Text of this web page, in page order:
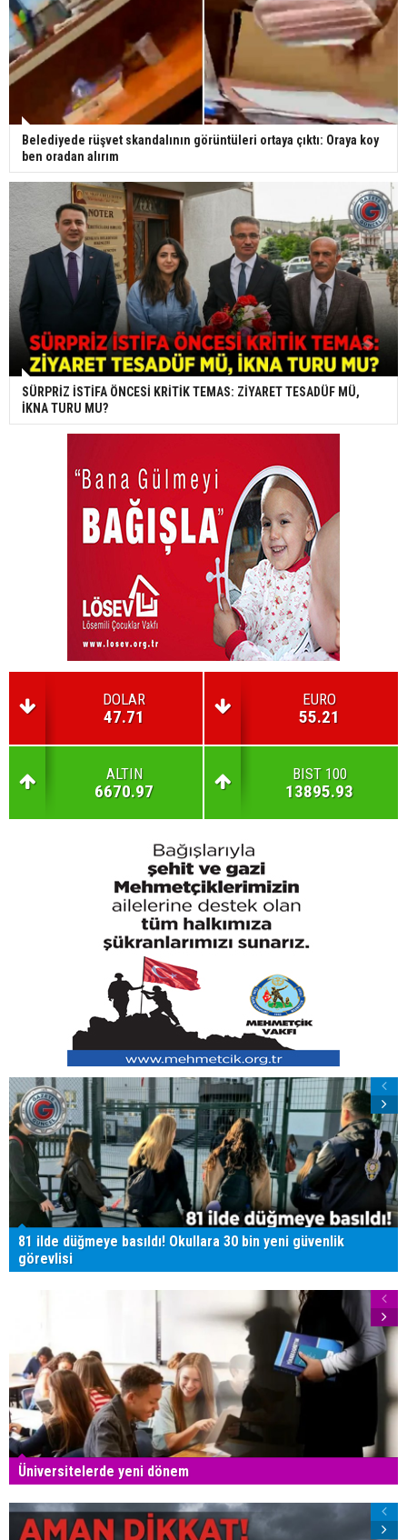
Belediyede rüşvet skandalının görüntüleri ortaya çıktı: Oraya koy
ben oradan alırım
SÜRPRİZ İSTİFA ÖNCESİ KRİTİK TEMAS: ZİYARET TESADÜF MÜ,
İKNA TURU MU?
DOLAR
47.71
EURO
55.21
ALTIN
6670.97
BIST 100
13895.93
81 ilde düğmeye basıldı! Okullara 30 bin yeni güvenlik
görevlisi
Üniversitelerde yeni dönem